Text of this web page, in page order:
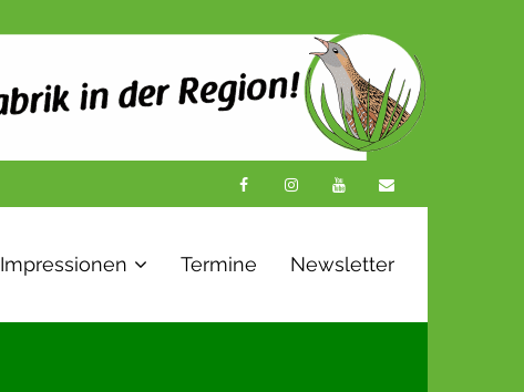
Impressionen Termine Newsletter